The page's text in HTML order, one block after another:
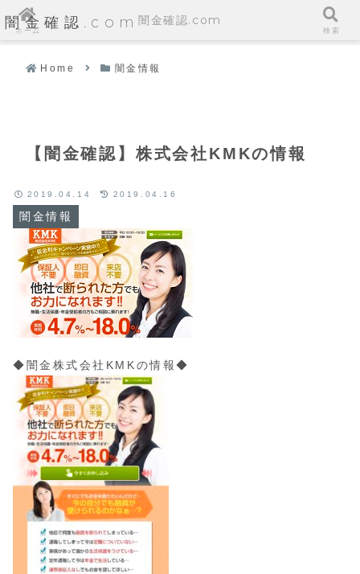
闇金確認.com
Home 闇金情報
【闇金確認】株式会社KMKの情報
闇金情報
2019.04.14 2019.04.16
◆闇金株式会社KMKの情報◆
ホーム
闇金確認.com
検索